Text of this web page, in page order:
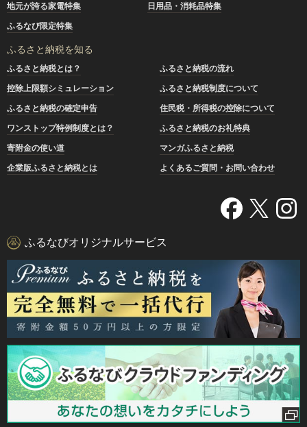
地元が誇る家電特集
日用品・消耗品特集
ふるなび限定特集
ふるさと納税を知る
ふるさと納税とは？
ふるさと納税の流れ
控除上限額シミュレーション
ふるさと納税制度について
ふるさと納税の確定申告
住民税・所得税の控除について
ワンストップ特例制度とは？
ふるさと納税のお礼特典
寄附金の使い道
マンガふるさと納税
企業版ふるさと納税とは
よくあるご質問・お問い合わせ
ふるなびオリジナルサービス